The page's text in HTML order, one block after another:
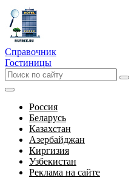
Справочник
Гостиницы
Россия
Беларусь
Казахстан
Азербайджан
Киргизия
Узбекистан
Реклама на сайте